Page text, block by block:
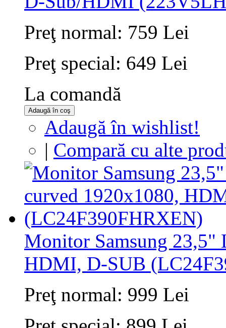
Preţ normal: 759 Lei
Preţ special: 649 Lei
La comandă
Adaugă în coş
Adaugă în wishlist!
| Compară cu alte
Monitor Samsung 23,5"
HDMI, D-SUB
Preţ normal: 999 Lei